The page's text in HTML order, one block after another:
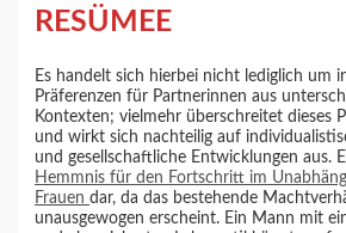
RESÜMEE
Es handelt sich hierbei nicht lediglich um
Präferenzen für Partnerinnen aus
Kontexten; vielmehr überschreitet dieses
und wirkt sich nachteilig auf
und gesellschaftliche Entwicklungen aus.
Hemmnis für den Fortschritt im
Frauendar, da das bestehende
unausgewogen erscheint. Ein Mann mit